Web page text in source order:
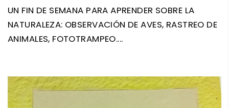
UN FIN DE SEMANA PARA APRENDER SOBRE LA
NATURALEZA: OBSERVACIÓN DE AVES, RASTREO DE
ANIMALES, FOTOTRAMPEO....